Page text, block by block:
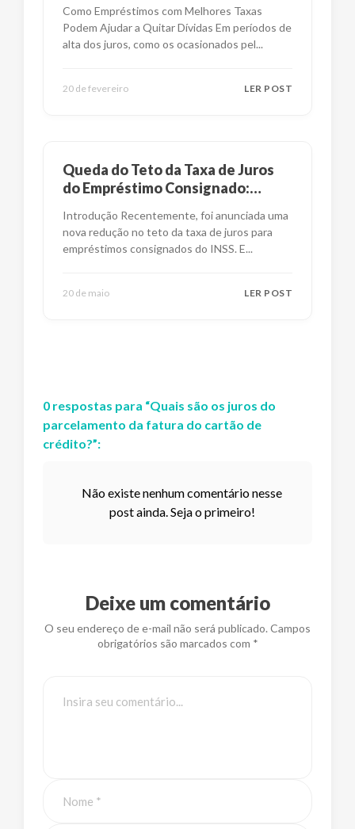
Como Empréstimos com Melhores Taxas
Podem Ajudar a Quitar Dívidas Em períodos de
alta dos juros, como os ocasionados pel...
20 de fevereiro LER POST
Queda do Teto da Taxa de Juros
do Empréstimo Consignado:
Introdução Recentemente, foi anunciada uma
nova redução no teto da taxa de juros para
empréstimos consignados do INSS. E...
20 de maio LER POST
0 respostas para “Quais são os juros do
parcelamento da fatura do cartão de
crédito?”:
Não existe nenhum comentário nesse
post ainda. Seja o primeiro!
Deixe um comentário
O seu endereço de e-mail não será publicado. Campos
obrigatórios são marcados com *